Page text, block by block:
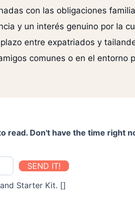
con las obligaciones
y un interés genuino por la
entre expatriados y
comunes o en el entorno
read. Don't have the time right
SEND IT!
Starter Kit. []